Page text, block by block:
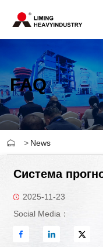
FAQ
> News
Система
2025-11-23
Social Media：